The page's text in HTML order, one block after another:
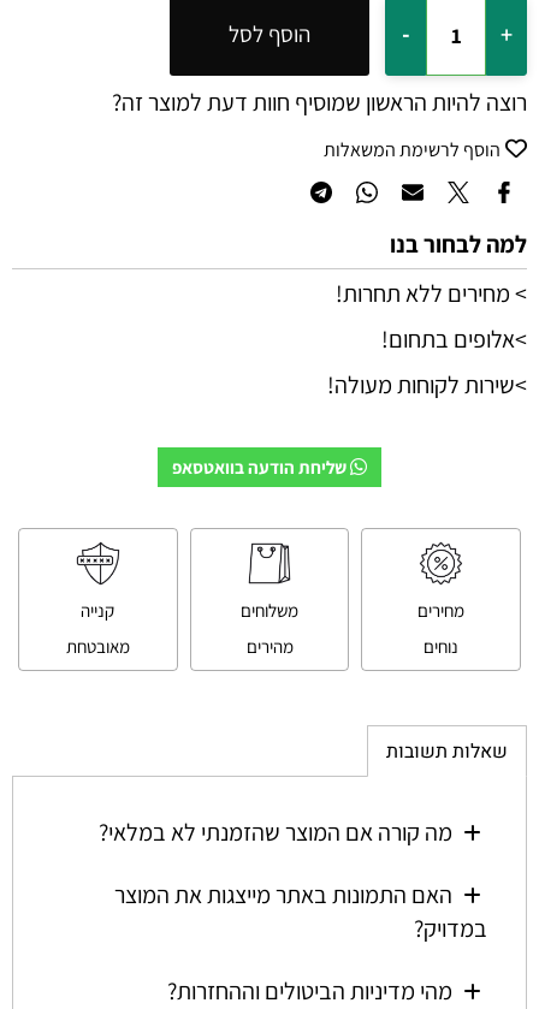
הוסף לסל
רוצה להיות הראשון שמוסיף חוות דעת למוצר זה?
הוסף לרשימת המשאלות
למה לבחור בנו
> מחירים ללא תחרות!
>אלופים בתחום!
>שירות לקוחות מעולה!
שליחת הודעה בוואטסאפ
מחירים
נוחים
משלוחים
מהירים
קנייה
מאובטחת
שאלות תשובות
מה קורה אם המוצר שהזמנתי לא במלאי?
האם התמונות באתר מייצגות את המוצר
במדויק?
מהי מדיניות הביטולים וההחזרות?